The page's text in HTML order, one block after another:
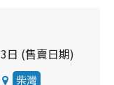
日 (售賣日期)
柴灣